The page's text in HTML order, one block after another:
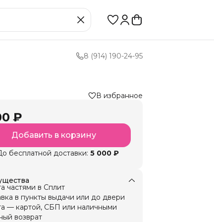
8 (914) 190-24-95
В избранное
₽
Добавить в корзину
бесплатной доставки: 5 000 ₽
частями в Сплит
в пункты выдачи или до двери
— картой, СБП или наличными
возврат